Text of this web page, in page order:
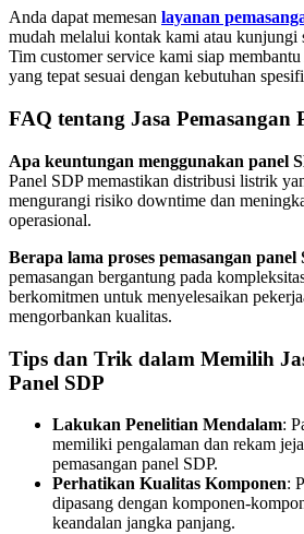
Anda dapat memesan layanan
mudah melalui kontak kami atau kunjungi
Tim customer service kami siap
yang tepat sesuai dengan kebutuhan
FAQ tentang Jasa Pemasangan
Apa keuntungan menggunakan panel
Panel SDP memastikan distribusi listrik
mengurangi risiko downtime dan
operasional.
Berapa lama proses pemasangan panel
pemasangan bergantung pada
berkomitmen untuk menyelesaikan
mengorbankan kualitas.
Tips dan Trik dalam Memilih
Panel SDP
Lakukan Penelitian Mendalam:
memiliki pengalaman dan rekam
pemasangan panel SDP.
Perhatikan Kualitas Komponen:
dipasang dengan komponen-
keandalan jangka panjang.